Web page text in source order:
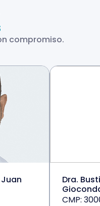
compromiso.
Dra.
CMP: